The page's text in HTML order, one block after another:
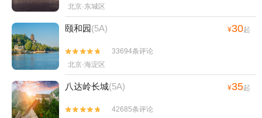
北京·东城区
颐和园(5A) ¥30起


33694条评论
北京·海淀区
八达岭长城(5A) ¥35起


42685条评论